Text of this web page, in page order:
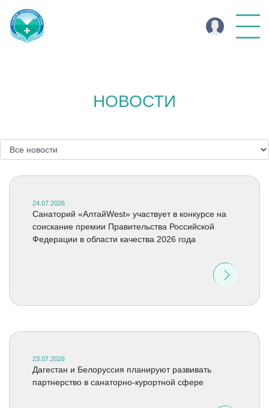
НОВОСТИ
24.07.2026
Санаторий «АлтайWest» участвует в конкурсе на
соискание премии Правительства Российской
Федерации в области качества 2026 года
23.07.2026
Дагестан и Белоруссия планируют развивать
партнерство в санаторно-курортной сфере